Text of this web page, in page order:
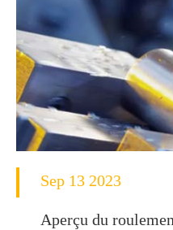
Sep 13 2023
Aperçu du